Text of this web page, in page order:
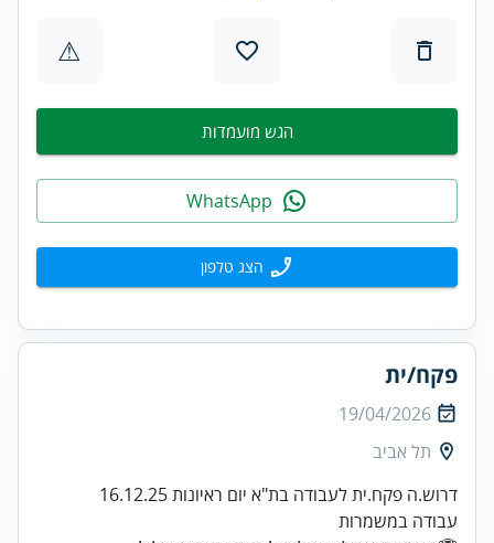
⚠
הגש מועמדות
הצג טלפון
פקח/ית
19/04/2026
תל אביב